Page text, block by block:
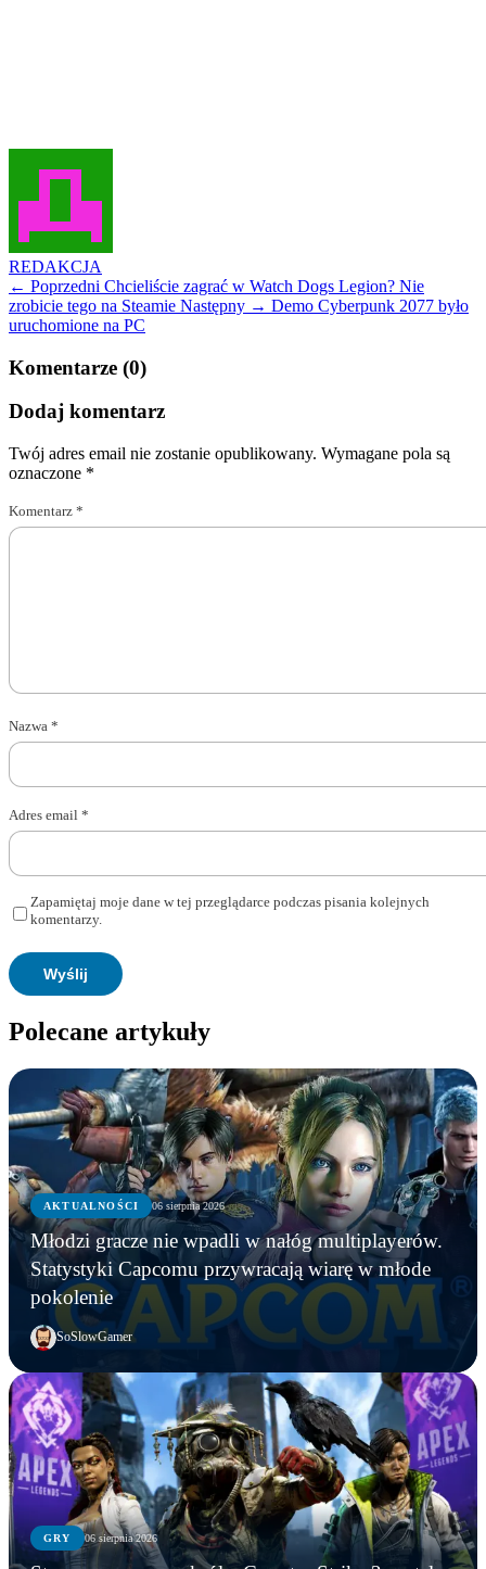
REDAKCJA
← Poprzedni Chcieliście zagrać w Watch Dogs Legion? Nie
zrobicie tego na Steamie Następny → Demo Cyberpunk 2077 było
uruchomione na PC
Komentarze (0)
Dodaj komentarz
Twój adres email nie zostanie opublikowany. Wymagane pola są
oznaczone *
Komentarz *
Nazwa *
Adres email *
Zapamiętaj moje dane w tej przeglądarce podczas pisania kolejnych
komentarzy.
Polecane artykuły
AKTUALNOŚCI 06 sierpnia 2026
Młodzi gracze nie wpadli w nałóg multiplayerów.
Statystyki Capcomu przywracają wiarę w młode
pokolenie
SoSlowGamer
GRY 06 sierpnia 2026